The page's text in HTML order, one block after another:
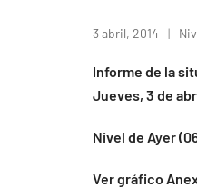
3 abril, 2014
Informe de la
Jueves, 3 de
Nivel de Ayer
Ver gráfico